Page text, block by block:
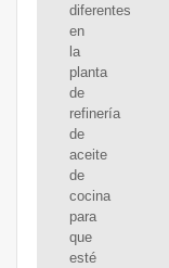
diferentes
en
la
planta
de
refinería
de
aceite
de
cocina
para
que
esté